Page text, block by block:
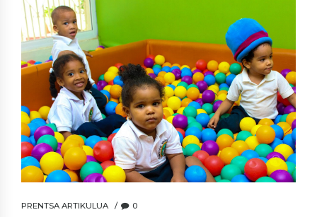
PRENTSA ARTIKULUA 0